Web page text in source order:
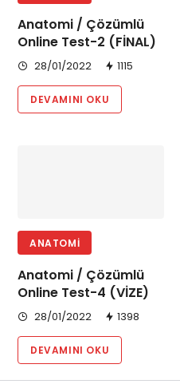
Anatomi / Çözümlü
Online Test-2 (FİNAL)
28/01/2022 1115
DEVAMINI OKU
ANATOMI
Anatomi / Çözümlü
Online Test-4 (VİZE)
28/01/2022 1398
DEVAMINI OKU